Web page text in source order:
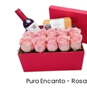
Puro Encanto - Rosa